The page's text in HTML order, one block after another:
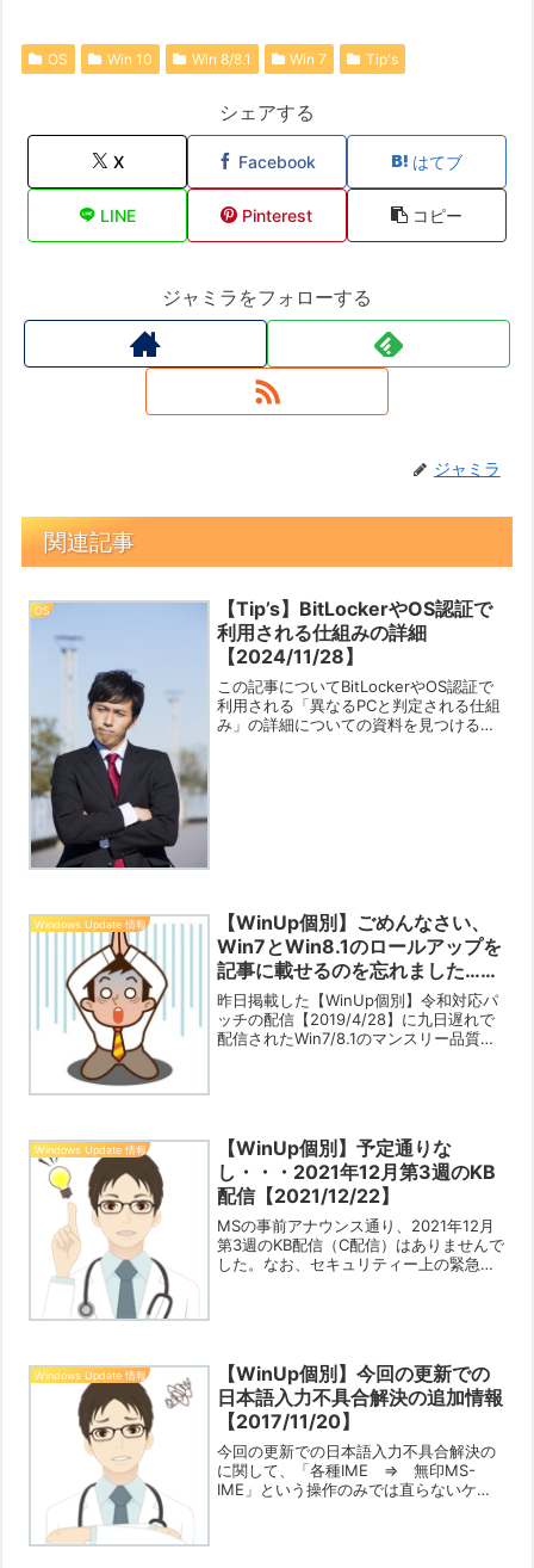
OS Win 10 Win 8/8.1 Win 7 Tip's
シェアする
X Facebook はてブ
LINE Pinterest コピー
ジャミラをフォローする
ジャミラ
関連記事
OS
【Tip’s】BitLockerやOS認証で
利用される仕組みの詳細
【2024/11/28】
この記事についてBitLockerやOS認証で
利用される「異なるPCと判定される仕組
み」の詳細についての資料を見つけるこ
Windows Update 情報
【WinUp個別】ごめんなさい、
Win7とWin8.1のロールアップを
記事に載せるのを忘れました…
【2019/4/29】
昨日掲載した【WinUp個別】令和対応パ
ッチの配信【2019/4/28】に九日遅れで
配信されたWin7/8.1のマンスリー品質ロ
Windows Update 情報
【WinUp個別】予定通りな
し・・・2021年12月第3週のKB
配信【2021/12/22】
MSの事前アナウンス通り、2021年12月
第3週のKB配信（C配信）はありませんで
した。なお、セキュリティー上の緊急パ
Windows Update 情報
【WinUp個別】今回の更新での
日本語入力不具合解決の追加情報
【2017/11/20】
今回の更新での日本語入力不具合解決の
に関して、「各種IME ⇒ 無印MS-
IME」という操作のみでは直らないケー